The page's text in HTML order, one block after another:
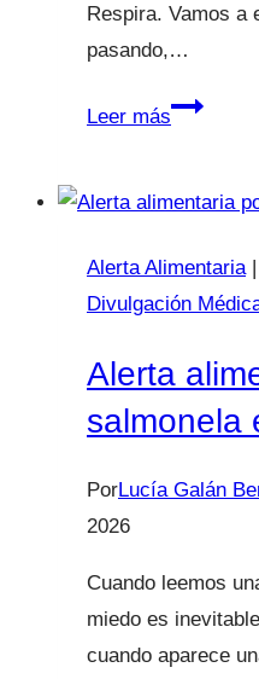
Respira. Vamos a
pasando,…
Leer másAlerta
Listeria
ahumado
con
pistacho
Alerta Alimentaria |
Divulgación
Alerta
salmonela
PorLucía Galán
2026
Cuando leemos
miedo es
cuando aparece